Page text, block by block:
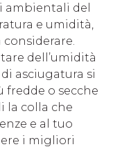
ambientali del
e umidità,
dell’umidità
asciugatura si
fredde o secche
la colla che
e al tuo
i migliori